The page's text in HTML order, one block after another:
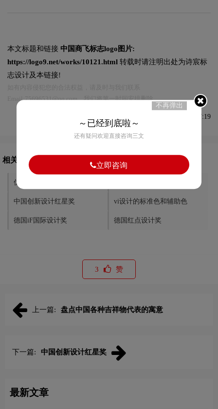
本文标题和链接 中国商飞标志logo图片:
https://logo9.net/works/10121.html 转载时请注明出处为诗宸标
志设计及本链接!
Email:75696531@qq.com，我们将第一时间安排删除。
发布于2022-11-12 08:37:19
相关文章推荐
优秀vi设计需要突出哪些亮点
中国创新设计红星奖 vi设计的标准色和辅助色
德国iF国际设计奖 德国红点设计奖
3 赞
上一篇: 盘点中国各种吉祥物代表的寓意
下一篇: 中国创新设计红星奖
最新文章
不再弹出
～已经到底啦～
还有疑问欢迎直接咨询三文
立即咨询